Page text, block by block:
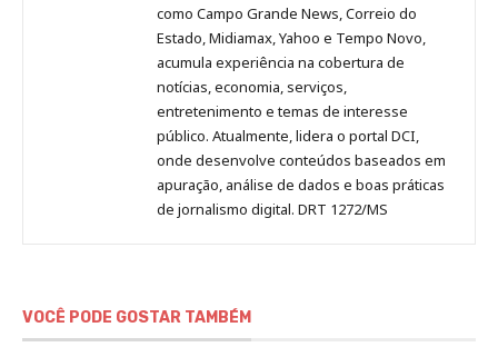
como Campo Grande News, Correio do
Estado, Midiamax, Yahoo e Tempo Novo,
acumula experiência na cobertura de
notícias, economia, serviços,
entretenimento e temas de interesse
público. Atualmente, lidera o portal DCI,
onde desenvolve conteúdos baseados em
apuração, análise de dados e boas práticas
de jornalismo digital. DRT 1272/MS
VOCÊ PODE GOSTAR TAMBÉM